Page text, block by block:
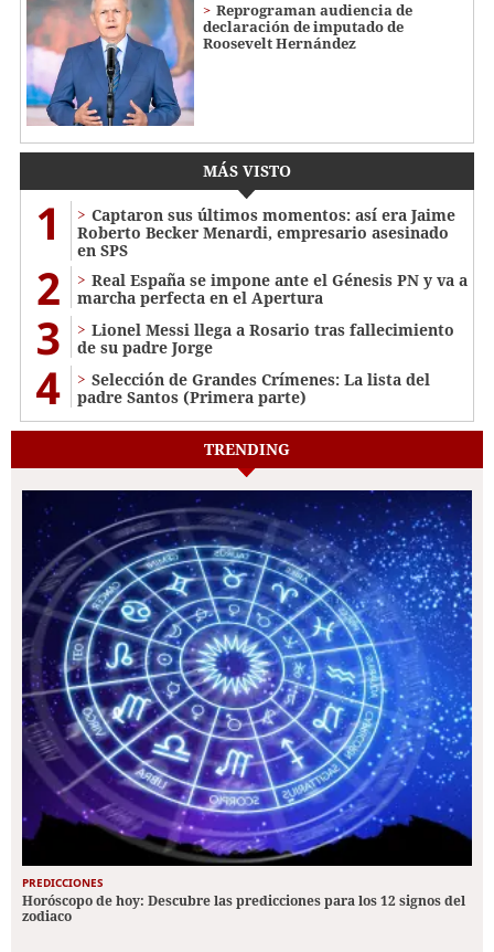
Reprograman audiencia de
declaración de imputado de
Roosevelt Hernández
MÁS VISTO
1
Captaron sus últimos momentos: así era Jaime
Roberto Becker Menardi​​​, empresario asesinado
en SPS
2
Real España se impone ante el Génesis PN y va a
marcha perfecta en el Apertura
3
Lionel Messi llega a Rosario tras fallecimiento
de su padre Jorge
4
Selección de Grandes Crímenes: La lista del
padre Santos (Primera parte)
TRENDING
PREDICCIONES
Horóscopo de hoy: Descubre las predicciones para los 12 signos del
zodiaco